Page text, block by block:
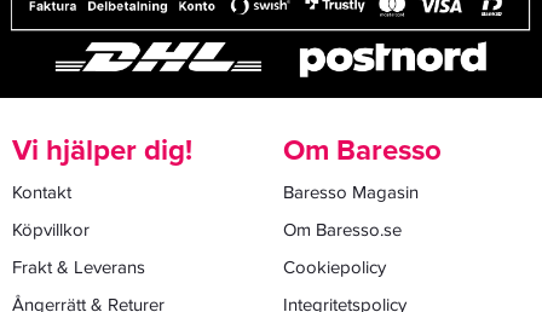
Vi hjälper dig!
Kontakt
Köpvillkor
Frakt & Leverans
Ångerrätt & Returer
Om Baresso
Baresso Magasin
Om Baresso.se
Cookiepolicy
Integritetspolicy